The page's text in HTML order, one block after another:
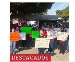
DESTACADOS